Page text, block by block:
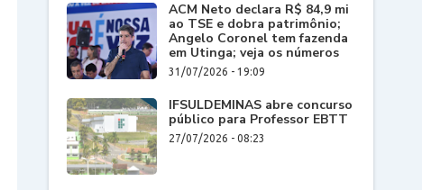
ACM Neto declara R$ 84,9 mi
ao TSE e dobra patrimônio;
Angelo Coronel tem fazenda
em Utinga; veja os números
31/07/2026 - 19:09
IFSULDEMINAS abre concurso
público para Professor EBTT
27/07/2026 - 08:23